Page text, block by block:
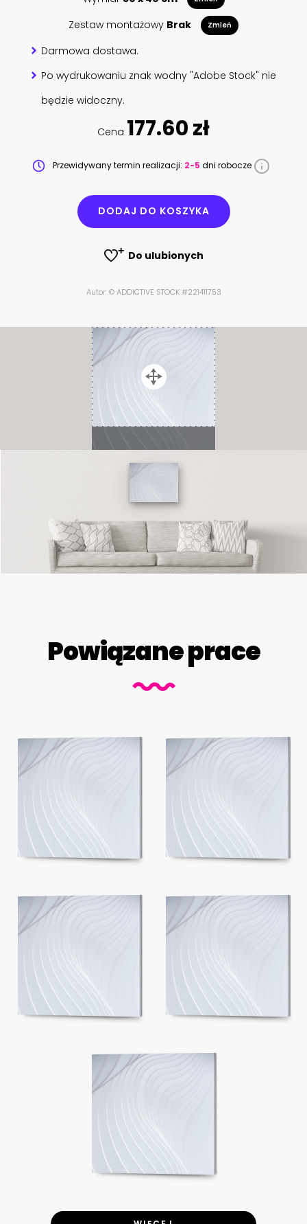
Zestaw montażowy Brak Zmień
Darmowa dostawa.
Po wydrukowaniu znak wodny "Adobe Stock" nie
będzie widoczny.
Cena 177.60 zł
Przewidywany termin realizacji: 2-5 dni robocze
DODAJ DO KOSZYKA
Do ulubionych
Autor: © ADDICTIVE STOCK #221411753
Powiązane prace